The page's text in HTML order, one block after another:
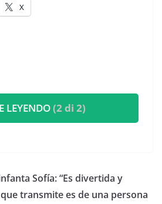
X
LEYENDO(2 di 2)
Sofía: “Es divertida y
transmite es de una persona